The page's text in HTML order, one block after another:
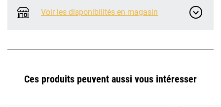
Voir les disponibilités en magasin
Ces produits peuvent aussi vous intéresser